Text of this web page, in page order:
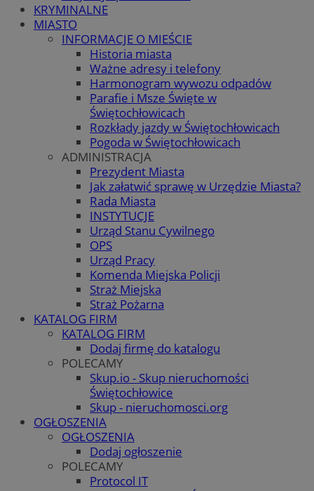
KRYMINALNE
MIASTO
INFORMACJE O MIEŚCIE
Historia miasta
Ważne adresy i telefony
Harmonogram wywozu odpadów
Parafie i Msze Święte w
Świętochłowicach
Rozkłady jazdy w Świętochłowicach
Pogoda w Świętochłowicach
ADMINISTRACJA
Prezydent Miasta
Jak załatwić sprawę w Urzędzie Miasta?
Rada Miasta
INSTYTUCJE
Urząd Stanu Cywilnego
OPS
Urząd Pracy
Komenda Miejska Policji
Straż Miejska
Straż Pożarna
KATALOG FIRM
KATALOG FIRM
Dodaj firmę do katalogu
POLECAMY
Skup.io - Skup nieruchomości
Świętochłowice
Skup - nieruchomosci.org
OGŁOSZENIA
OGŁOSZENIA
Dodaj ogłoszenie
POLECAMY
Protocol IT